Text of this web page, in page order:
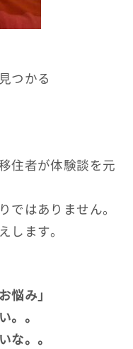
つかる
住者が体験談を元
ではありません。
します。
悩み」
。。
な。。